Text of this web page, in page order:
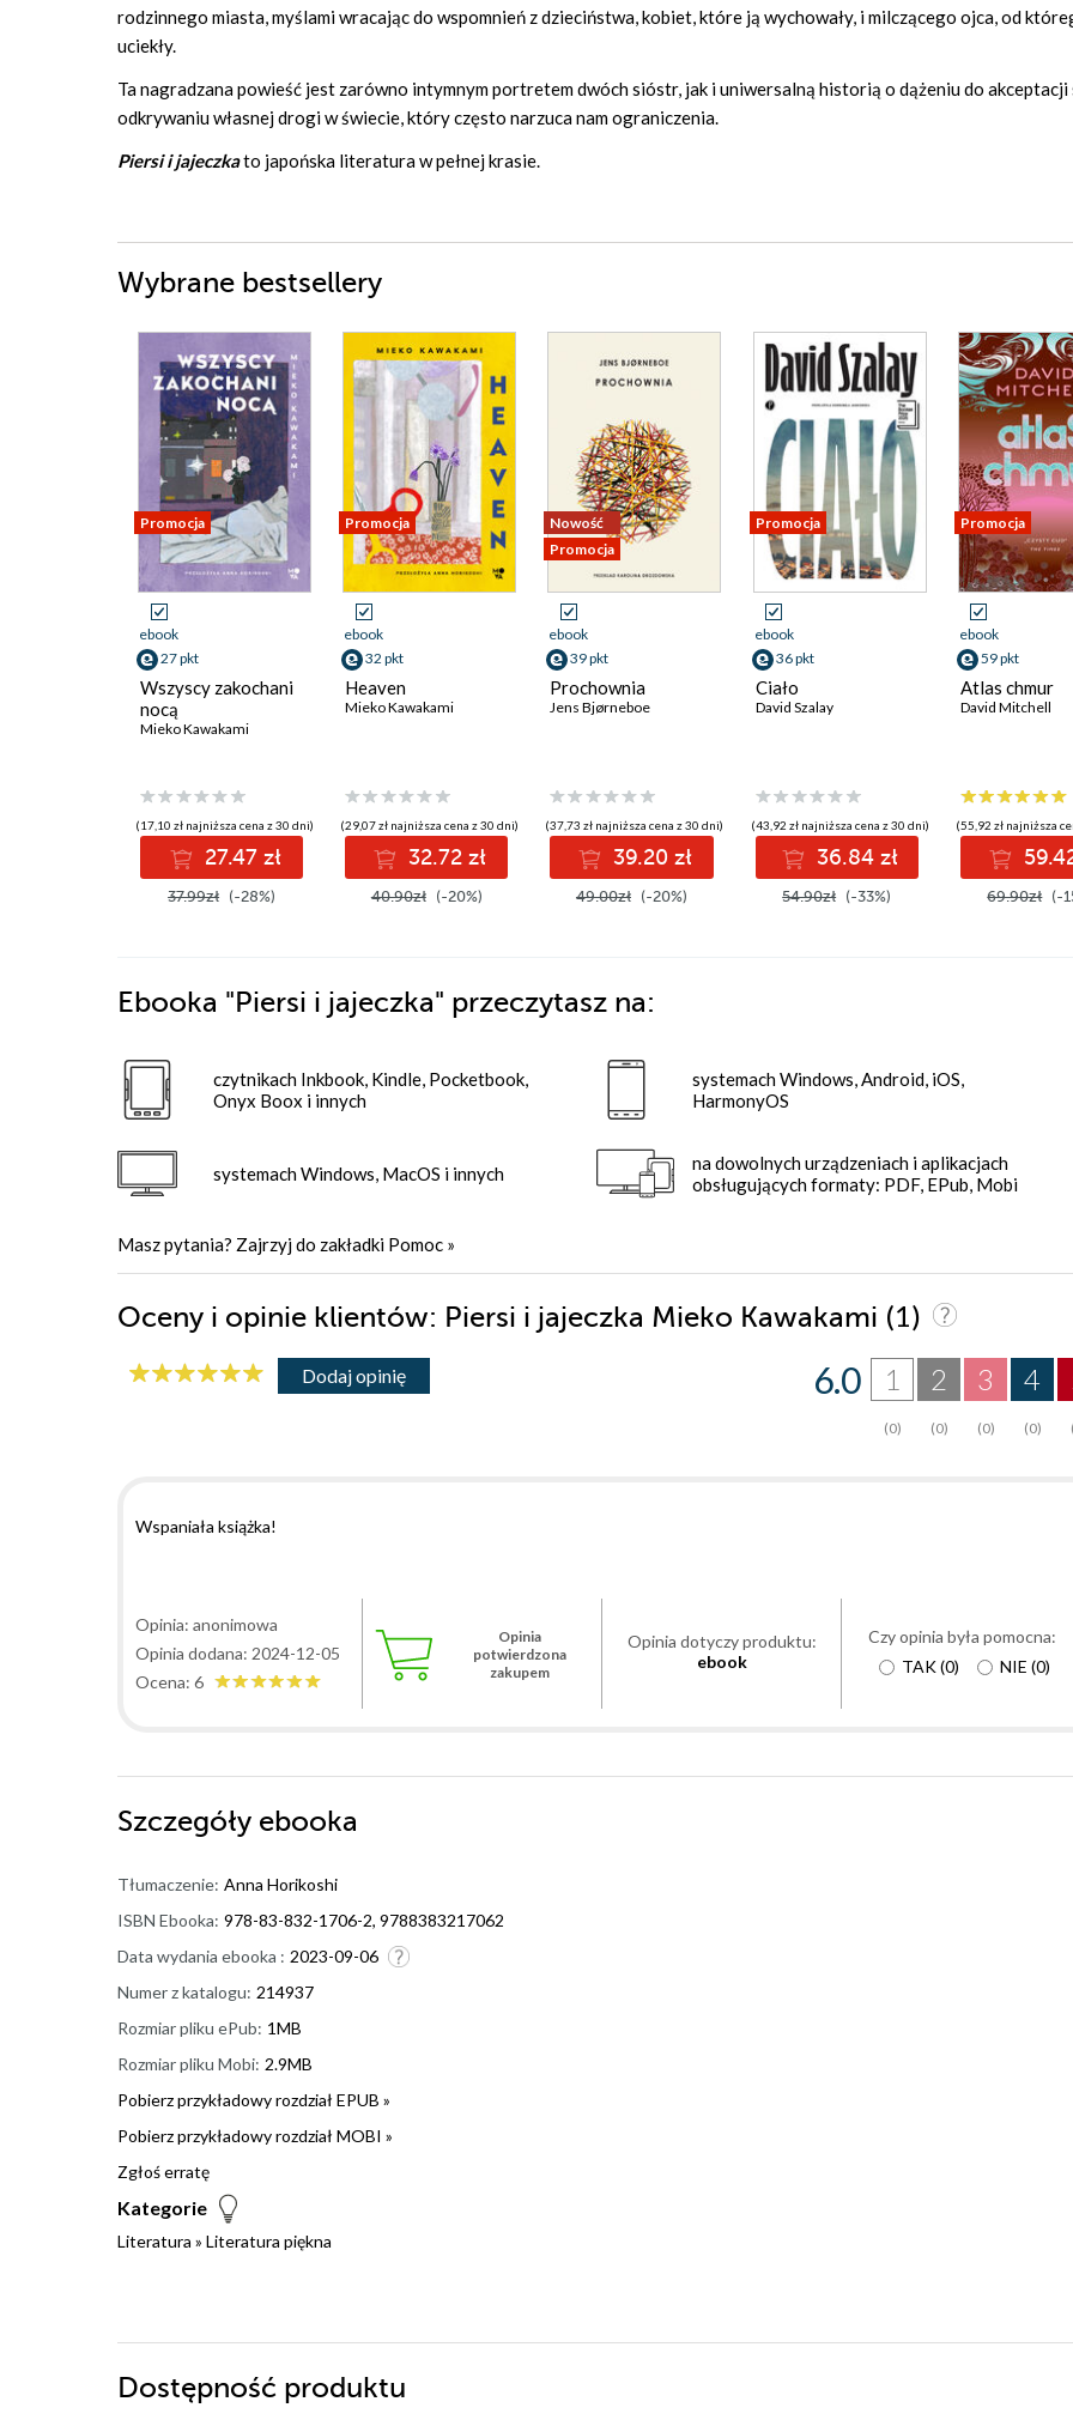
rodzinnego miasta, myślami wracając do wspomnień z dzieciństwa, kobiet, które ją wychowały, i milczącego ojca, od
uciekły.
Ta nagradzana powieść jest zarówno intymnym portretem dwóch sióstr, jak i uniwersalną historią o dążeniu do akceptacji
odkrywaniu własnej drogi w świecie, który często narzuca nam ograniczenia.
Piersi i jajeczkato japońska literatura w pełnej krasie.
Wybrane bestsellery
Promocja
ebook
27 pkt
Wszyscy zakochani
nocą
Mieko Kawakami
(17,10 zł najniższa cena z 30 dni)
27.47 zł
37.99zł (-28%)
Promocja
ebook
32 pkt
Heaven
Mieko Kawakami
(29,07 zł najniższa cena z 30 dni)
32.72 zł
40.90zł (-20%)
Nowość
Promocja
ebook
39 pkt
Prochownia
Jens Bjørneboe
(37,73 zł najniższa cena z 30 dni)
39.20 zł
49.00zł (-20%)
Promocja
ebook
36 pkt
Ciało
David Szalay
(43,92 zł najniższa cena z 30 dni)
36.84 zł
54.90zł (-33%)
Promocja
ebook
59 pkt
Atlas chmur
David Mitchell
(55,92 zł najniższa
69.90zł (-
Ebooka "Piersi i jajeczka" przeczytasz na:
czytnikach Inkbook, Kindle, Pocketbook,
Onyx Boox i innych
systemach Windows, MacOS i innych
systemach Windows, Android, iOS,
HarmonyOS
na dowolnych urządzeniach i aplikacjach
obsługujących formaty: PDF, EPub, Mobi
Masz pytania? Zajrzyj do zakładki Pomoc »
Oceny i opinie klientów: Piersi i jajeczka Mieko Kawakami (1)
Dodaj opinię 4
(0)
3
(0)
2
(0)
1
(0)
6.0
Wspaniała książka!
Opinia: anonimowa
Opinia dodana: 2024-12-05
Ocena: 6
Opinia
potwierdzona
zakupem
Opinia dotyczy produktu:
ebook
Czy opinia była pomocna:
TAK(0) NIE (0)
Szczegóły ebooka
Tłumaczenie: Anna Horikoshi
ISBN Ebooka: 978-83-832-1706-2, 9788383217062
Data wydania ebooka : 2023-09-06
Numer z katalogu: 214937
Rozmiar pliku ePub: 1MB
Rozmiar pliku Mobi: 2.9MB
Pobierz przykładowy rozdział EPUB »
Pobierz przykładowy rozdział MOBI »
Zgłoś erratę
Kategorie
Literatura » Literatura piękna
Dostępność produktu